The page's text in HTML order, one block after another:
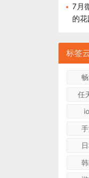
7月
的
标签
任